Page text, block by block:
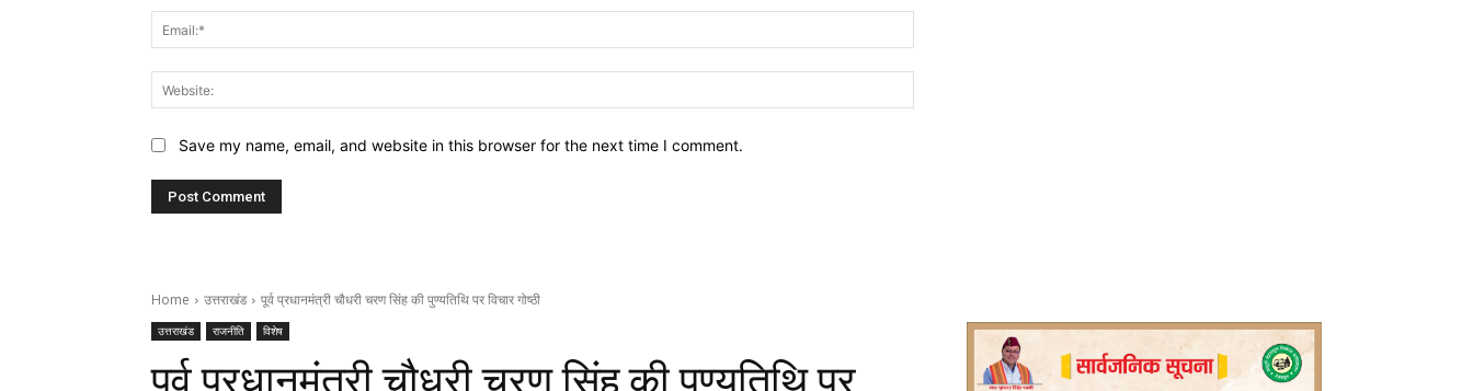
Save my name, email, and website in this browser for the next time I comment.